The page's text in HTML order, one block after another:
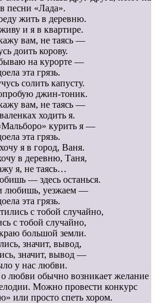
песни «Лада».
жить в деревню.
и я в квартире.
вам, не таясь —
доить корову.
на курорте —
эта грязь.
солить капусту.
джин-тоник.
вам, не таясь —
ходить я.
курить я —
эта грязь.
я в город, Ваня.
в деревню, Таня,
я, не таясь…
— здесь останься.
любишь, уезжаем —
эта грязь.
с тобой случайно,
с тобой случайно,
большой земли.
значит, вывод,
значит, вывод —
у нас любви.
любви обычно возникает желание
Можно провести конкурс
или просто спеть хором.